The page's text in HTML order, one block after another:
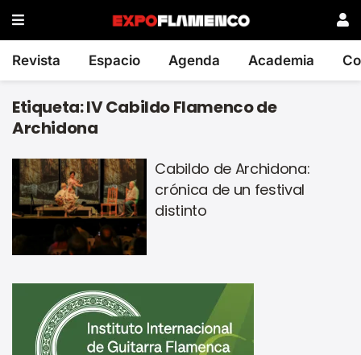
Revista Espacio Agenda Academia
Etiqueta:IV Cabildo Flamenco de
Archidona
Cabildo de Archidona:
crónica de un festival
distinto